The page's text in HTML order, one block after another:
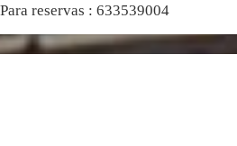
Para reservas : 633539004